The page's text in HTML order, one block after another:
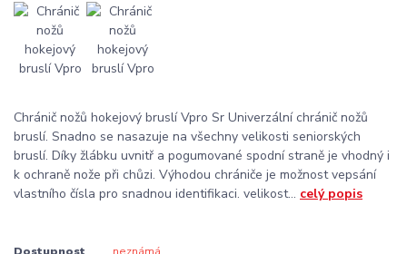
Chránič nožů hokejový bruslí Vpro Sr Univerzální chránič nožů
bruslí. Snadno se nasazuje na všechny velikosti seniorských
bruslí. Díky žlábku uvnitř a pogumované spodní straně je vhodný i
k ochraně nože při chůzi. Výhodou chrániče je možnost vepsání
vlastního čísla pro snadnou identifikaci. velikost... celý popis